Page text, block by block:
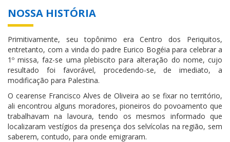
NOSSA HISTÓRIA
Primitivamente, seu topônimo era Centro dos Periquitos,
entretanto, com a vinda do padre Eurico Bogéia para celebrar a
1º missa, faz-se uma plebiscito para alteração do nome, cujo
resultado foi favorável, procedendo-se, de imediato, a
modificação para Palestina.
O cearense Francisco Alves de Oliveira ao se fixar no território,
ali encontrou alguns moradores, pioneiros do povoamento que
trabalhavam na lavoura, tendo os mesmos informado que
localizaram vestígios da presença dos selvícolas na região, sem
saberem, contudo, para onde emigraram.